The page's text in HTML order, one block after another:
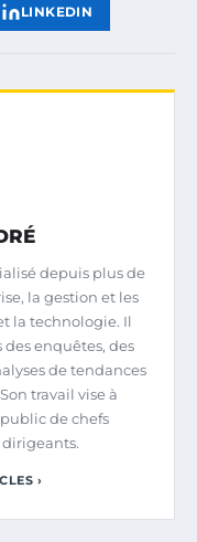
LINKEDIN
depuis plus de
la gestion et les
la technologie. Il
enquêtes, des
de tendances
travail vise à
de chefs
dirigeants.
›